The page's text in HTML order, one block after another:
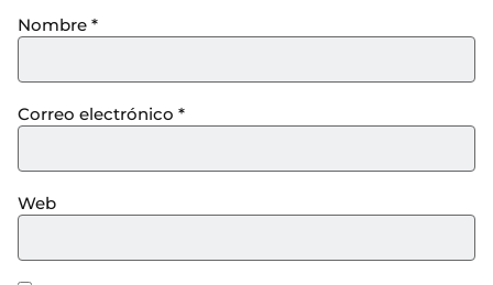
Nombre *
Correo electrónico *
Web